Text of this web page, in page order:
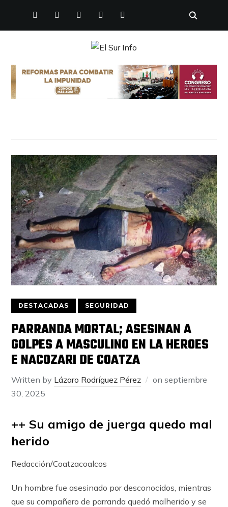
FACEBOOKTWITTERINSTAGRAM
YOUTUBEPINTEREST
DESTACADAS SEGURIDAD
PARRANDA MORTAL; ASESINAN A
GOLPES A MASCULINO EN LA HEROES
E NACOZARI DE COATZA
Written by Lázaro Rodríguez Pérez onseptiembre
30, 2025
++ Su amigo de juerga quedo mal
herido
Redacción/Coatzacoalcos
Un hombre fue asesinado por desconocidos, mientras
que su compañero de parranda quedó malherido y se